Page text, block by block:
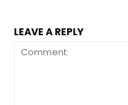
LEAVE A REPLY